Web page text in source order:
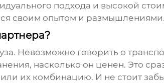
подхода и высокой
своим опытом и размышлениями.
Невозможно говорить о
насколько он ценен. Это
их комбинацию. И не стоит